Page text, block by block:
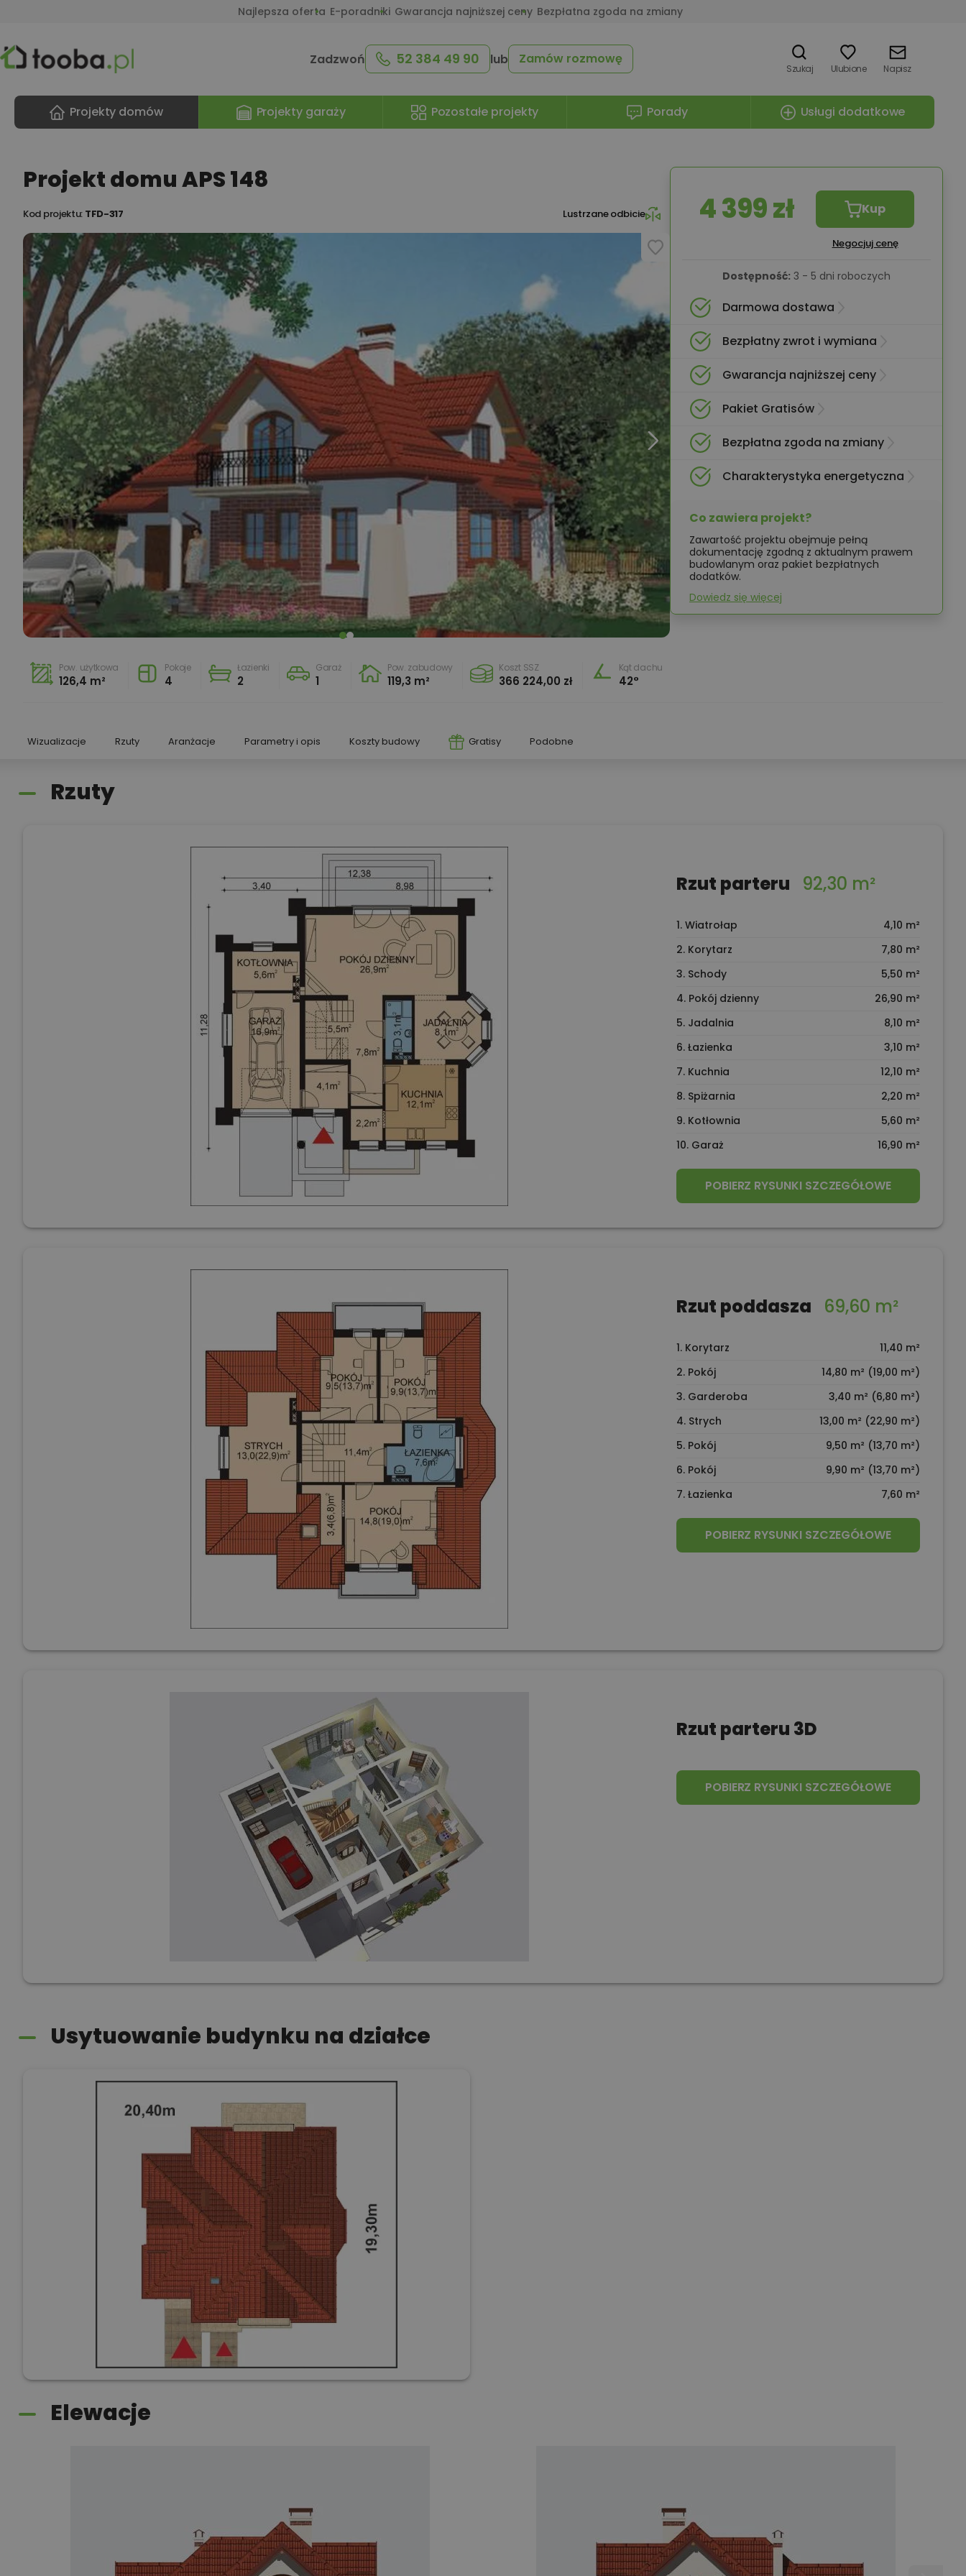
Najlepsza oferta E-poradniki Gwarancja najniższej ceny Bezpłatna zgoda na zmiany
Zadzwoń 52 384 49 90 lub Zamów rozmowę
Szukaj Ulubione Napisz
Projekty domów Projekty garaży Pozostałe projekty Porady Usługi dodatkowe
Projekt domu APS 148
Kod projektu: TFD-317 Lustrzane odbicie
Pow. użytkowa
126,4 m²
Pokoje
4
Łazienki
2
Garaż
1
Pow. zabudowy
119,3 m²
Koszt SSZ
366 224,00 zł
Kąt dachu
42°
4 399 zł Kup
Negocjuj cenę
Dostępność: 3 - 5 dni roboczych
Darmowa dostawa
Bezpłatny zwrot i wymiana
Gwarancja najniższej ceny
Pakiet Gratisów
Bezpłatna zgoda na zmiany
Charakterystyka energetyczna
Co zawiera projekt?
Zawartość projektu obejmuje pełną
dokumentację zgodną z aktualnym prawem
budowlanym oraz pakiet bezpłatnych
dodatków.
Dowiedz się więcej
Wizualizacje Rzuty Aranżacje Parametry i opis Koszty budowy Gratisy Podobne
Rzuty
Rzut parteru 92,30 m²
1. Wiatrołap
4,10 m²
2. Korytarz
7,80 m²
3. Schody
5,50 m²
4. Pokój dzienny
26,90 m²
5. Jadalnia
8,10 m²
6. Łazienka
3,10 m²
7. Kuchnia
12,10 m²
8. Spiżarnia
2,20 m²
9. Kotłownia
5,60 m²
10. Garaż
16,90 m²
POBIERZ RYSUNKI SZCZEGÓŁOWE
Rzut poddasza 69,60 m²
1. Korytarz
11,40 m²
2. Pokój
14,80 m² (19,00 m²)
3. Garderoba
3,40 m² (6,80 m²)
4. Strych
13,00 m² (22,90 m²)
5. Pokój
9,50 m² (13,70 m²)
6. Pokój
9,90 m² (13,70 m²)
7. Łazienka
7,60 m²
POBIERZ RYSUNKI SZCZEGÓŁOWE
Rzut parteru 3D
POBIERZ RYSUNKI SZCZEGÓŁOWE
Usytuowanie budynku na działce
Elewacje